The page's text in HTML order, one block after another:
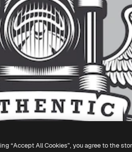
“Accept All Cookies”, you agree to the